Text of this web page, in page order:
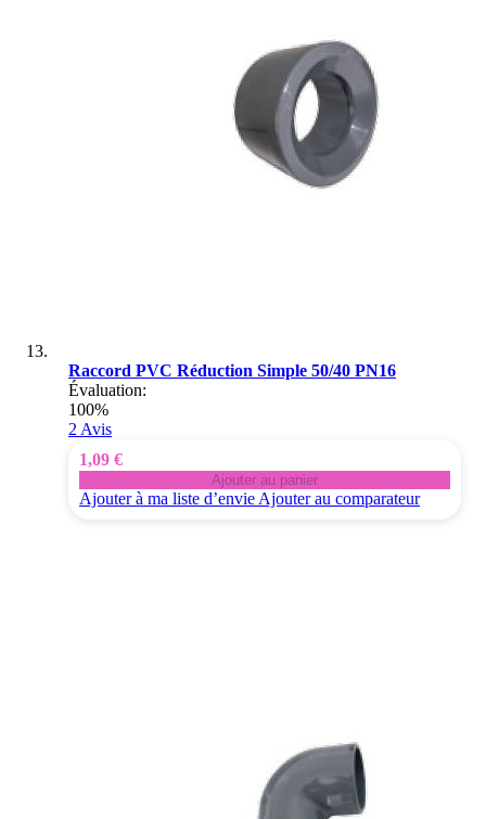
Raccord PVC Réduction Simple 50/40 PN16
Évaluation:
100%
2 Avis
1,09 €
Ajouter au panier
Ajouter à ma liste d’envie Ajouter au comparateur